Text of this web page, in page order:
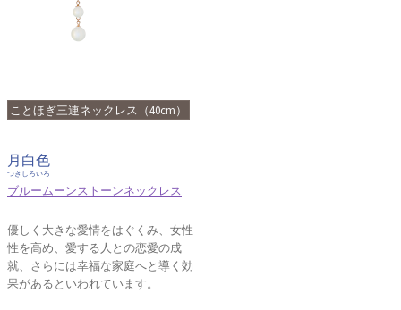
ことほぎ三連ネックレス（40cm）
月白色
つきしろいろ
ブルームーンストーンネックレス
優しく大きな愛情をはぐくみ、女性
性を高め、愛する人との恋愛の成
就、さらには幸福な家庭へと導く効
果があるといわれています。